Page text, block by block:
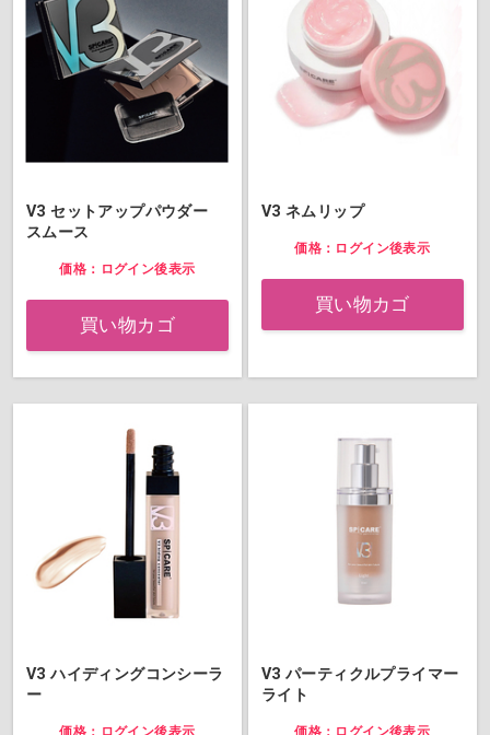
V3 セットアップパウダー
スムース
価格：ログイン後表示
買い物カゴ
V3 ネムリップ
価格：ログイン後表示
買い物カゴ
V3 ハイディングコンシーラ
ー
V3 パーティクルプライマー
ライト